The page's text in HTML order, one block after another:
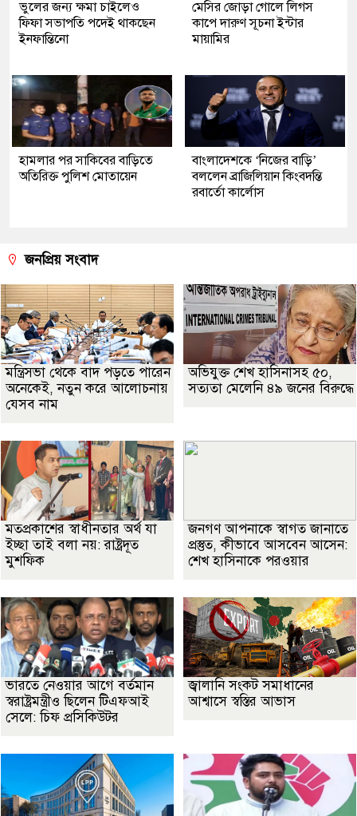
ভুলের জন্য ক্ষমা চাইলেও
ফিফা সভাপতি পদেই থাকছেন
ইনফান্তিনো
মেসির জোড়া গোলে লিগস
কাপে দারুণ সূচনা ইন্টার
মায়ামির
হামলার পর সাকিবের বাড়িতে
অতিরিক্ত পুলিশ মোতায়েন
বাংলাদেশকে ‘নিজের বাড়ি’
বললেন ব্রাজিলিয়ান কিংবদন্তি
রবার্তো কার্লোস
জনপ্রিয় সংবাদ
মন্ত্রিসভা থেকে বাদ পড়তে পারেন
অনেকেই, নতুন করে আলোচনায়
যেসব নাম
অভিযুক্ত শেখ হাসিনাসহ ৫০,
সত্যতা মেলেনি ৪৯ জনের বিরুদ্ধে
মতপ্রকাশের স্বাধীনতার অর্থ যা
ইচ্ছা তাই বলা নয়: রাষ্ট্রদূত
মুশফিক
জনগণ আপনাকে স্বাগত জানাতে
প্রস্তুত, কীভাবে আসবেন আসেন:
শেখ হাসিনাকে পরওয়ার
ভারতে নেওয়ার আগে বর্তমান
স্বরাষ্ট্রমন্ত্রীও ছিলেন টিএফআই
সেলে: চিফ প্রসিকিউটর
জ্বালানি সংকট সমাধানের
আশ্বাসে স্বস্তির আভাস